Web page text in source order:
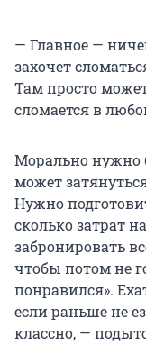
— Главное —
захочет
Там просто
сломается в
Морально нужно
может
Нужно
сколько затрат
забронировать
чтобы потом не
понравился».
если раньше не
классно, —